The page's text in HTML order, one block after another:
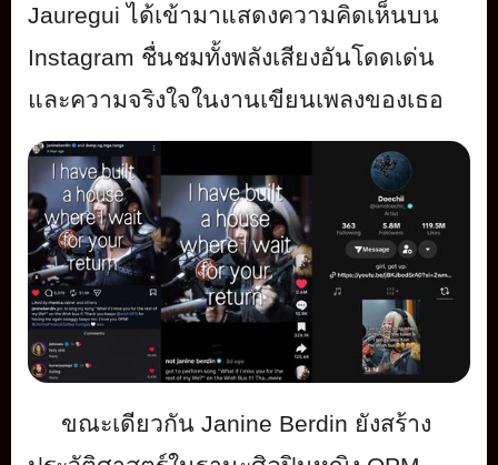
Jaureguiได้เข้ามาแสดงความคิดเห็นบน
Instagram ชื่นชมทั้งพลังเสียงอันโดดเด่น
และความจริงใจในงานเขียนเพลงของเธอ
ขณะเดียวกัน Janine Berdin ยังสร้าง